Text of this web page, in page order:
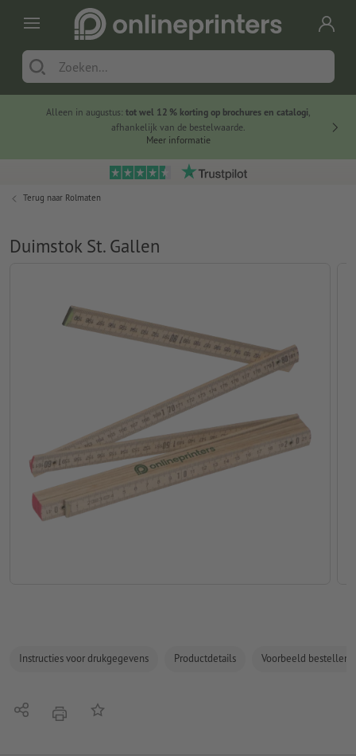
Alleen in augustus: tot wel 12 % korting op brochures en catalogi,
afhankelijk van de bestelwaarde.
Meer informatie
Terug naar Rolmaten
Duimstok St. Gallen
Instructies voor drukgegevens Productdetails Voorbeeld bestellen
Delen afdrukkenOp de lijst